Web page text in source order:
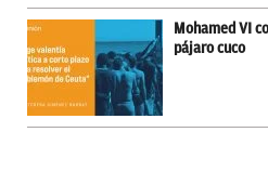
Mohamed VI
pájaro cuco